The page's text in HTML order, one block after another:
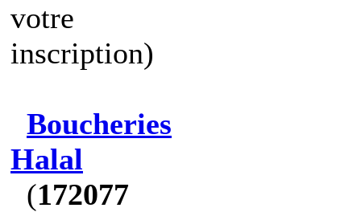
votre
inscription)
Boucheries
Halal
(172077